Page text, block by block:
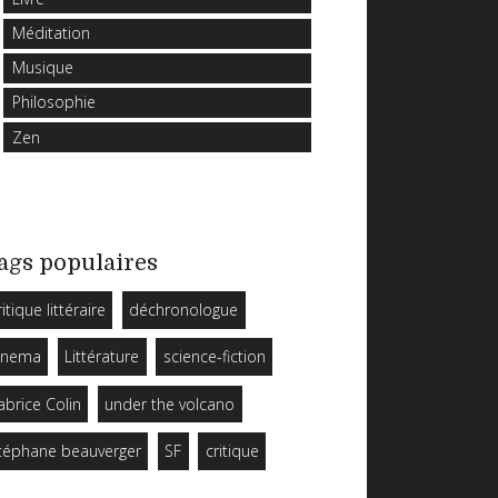
Méditation
Musique
Philosophie
Zen
populaires
littéraire déchronologue
Littérature science-fiction
Colin under the volcano
beauverger SF critique